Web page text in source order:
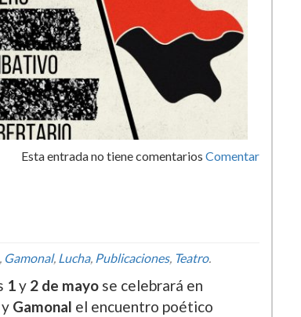
Esta entrada no tiene comentariosComentar
, Gamonal, Lucha, Publicaciones, Teatro.
1y 2 de mayose celebrará en
y Gamonal el encuentro poético